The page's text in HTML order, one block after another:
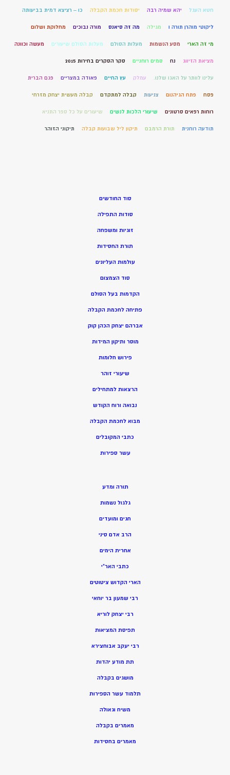
חטא העגל יהא שמיה רבה יסודות חכמת הקבלה כו – רציצא דמית בביעותה
ליקוטי מוהרן תורה ו מגילה מה זה סיאנס מורה נבוכים מחלוקת ושלום
מי זה הארי מסע הנשמות מעלות הסולם מעלות הסולם שיעורים מעשה וכוונה
מציאת הזיווג נח סמים רוחניים סקר הסקרים בחירות 2015
עלינו לוותר על האגו שלנו. עמלק עץ החיים פאודה במצריים פגם הברית
פסח פתח הגיהנום צניעות קבלה למתקדם קבלה מעשית יצחק מזרחי
רוחות רפאים סרטונים שיעורי הלכות לנשים שיעורים על כל ספר התניא
תודעה רוחנית תורת הרמבם תיקון ליל שבועות קבלה תיקוני הזוהר
סוד החודשים
סודות התפילה
זוגיות ומשפחה
תורת החסידות
עולמות העליונים
סוד הצמצום
הקדמות בעל הסולם
פתיחה לחכמת הקבלה
אברהם יצחק הכהן קוק
מוסר ותיקון המידות
פירוש חלומות
שיעורי זוהר
הרצאות למתחילים
נבואה ורוח הקודש
מבוא לחכמת הקבלה
כתבי המקובלים
עשר ספירות
תורה ומדע
גלגול נשמות
חגים ומועדים
הרב אדם סיני
אחרית הימים
כתבי האר”י
הארי הקדוש ציטוטים
רבי שמעון בר יוחאי
רבי יצחק לוריא
תפיסת המציאות
רבי יעקב אבוחצירא
תת מודע יהדות
מושגים בקבלה
תלמוד עשר הספירות
משיח וגאולה
מאמרים בקבלה
מאמרים בחסידות